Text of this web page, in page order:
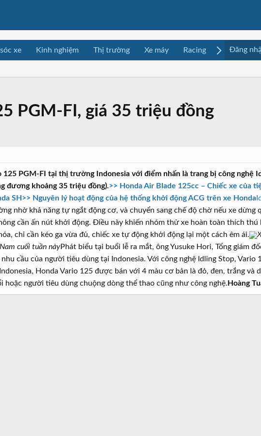
xe Kinh nghiệm Thị trường Xe máy Racing Mua bán
Đăng
PGM-FI, giá 35 triệu đồng
125 PGM-FI tại thị trường Indonesia với điểm nhấn là trang bị công nghệ
đương khoảng 35 triệu đồng).>> Honda Air Blade 125cc – Chiếc xe của
SH >> Nguyên lý hoạt động của hệ thống khởi động ACG trên xe Honda
nhờ khả năng tự ngắt động cơ, và chuyển sang chế độ chờ nếu xe dừng
cần ấn nút khởi động. Điều này khiến nhóm thử xe hoàn toàn thích
chỉ cần kéo ga vừa đủ, chiếc xe tự động khởi động lại một cách êm ái.
cuối tuần nàyPhát biểu tại buổi lễ ra mắt, ông Yusuke Hori, Tổng giám
cầu của người tiêu dùng tại Indonesia. Với công nghệ Idling Stop, Vario
Honda Vario 125 được bán với 4 màu cơ bản là đỏ, đen, trắng và
người tiêu dùng chuộng dòng thể thao cũng như công nghệ. Hoàng